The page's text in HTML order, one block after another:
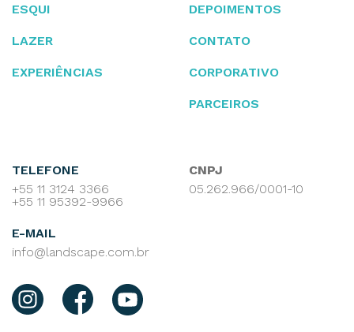
ESQUI
LAZER
EXPERIÊNCIAS
DEPOIMENTOS
CONTATO
CORPORATIVO
PARCEIROS
TELEFONE
+55 11 3124 3366
+55 11 95392-9966
E-MAIL
info@landscape.com.br
CNPJ
05.262.966/0001-10